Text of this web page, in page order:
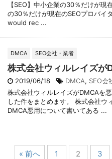
【SEO】中小企業の30％だけが
の30％だけが現在のSEOプロバイ
would rec ...
DMCA SEO会社・業者
株式会社ウィルレイズが
2019/06/18 DMCA, SEO会
株式会社ウィルレイズがDMCAを
した件をまとめます。 株式会社
DMCA悪用について書いてある ...
« 前へ 1 2 3